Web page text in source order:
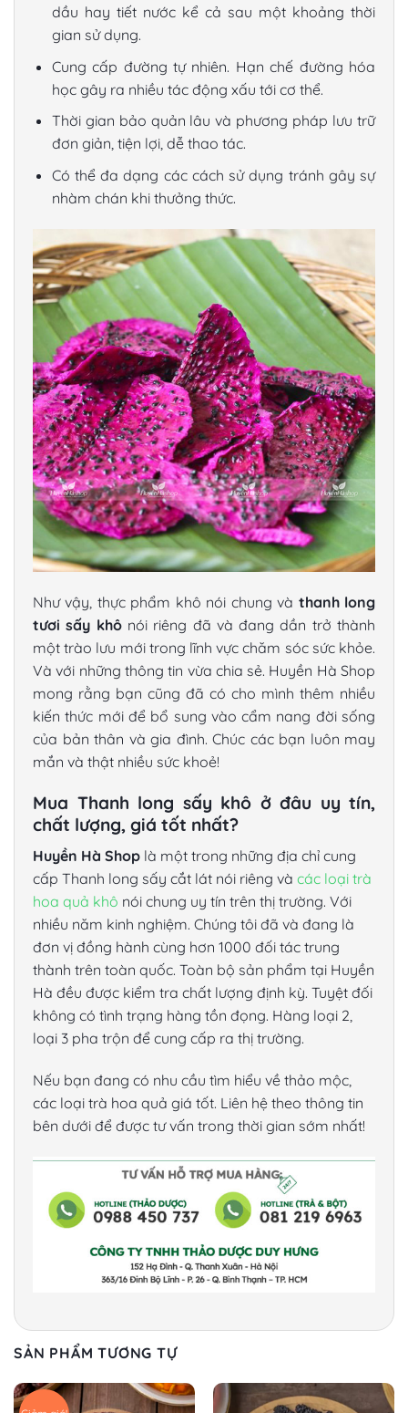
dầu hay tiết nước kể cả sau một khoảng thời
gian sử dụng.
Cung cấp đường tự nhiên. Hạn chế đường hóa
học gây ra nhiều tác động xấu tới cơ thể.
Thời gian bảo quản lâu và phương pháp lưu trữ
đơn giản, tiện lợi, dễ thao tác.
Có thể đa dạng các cách sử dụng tránh gây sự
nhàm chán khi thưởng thức.
Như vậy, thực phẩm khô nói chung và thanh long
tươi sấy khônói riêng đã và đang dần trở thành
một trào lưu mới trong lĩnh vực chăm sóc sức khỏe.
Và với những thông tin vừa chia sẻ. Huyền Hà Shop
mong rằng bạn cũng đã có cho mình thêm nhiều
kiến thức mới để bổ sung vào cẩm nang đời sống
của bản thân và gia đình. Chúc các bạn luôn may
mắn và thật nhiều sức khoẻ!
Mua Thanh long sấy khô ở đâu uy tín,
chất lượng, giá tốt nhất?
Huyền Hà Shop là một trong những địa chỉ cung
cấp Thanh long sấy cắt lát nói riêng và các loại trà
hoa quả khô nói chung uy tín trên thị trường. Với
nhiều năm kinh nghiệm. Chúng tôi đã và đang là
đơn vị đồng hành cùng hơn 1000 đối tác trung
thành trên toàn quốc. Toàn bộ sản phẩm tại Huyền
Hà đều được kiểm tra chất lượng định kỳ. Tuyệt đối
không có tình trạng hàng tồn đọng. Hàng loại 2,
loại 3 pha trộn để cung cấp ra thị trường.
Nếu bạn đang có nhu cầu tìm hiểu về thảo mộc,
các loại trà hoa quả giá tốt. Liên hệ theo thông tin
bên dưới để được tư vấn trong thời gian sớm nhất!
SẢN PHẨM TƯƠNG TỰ